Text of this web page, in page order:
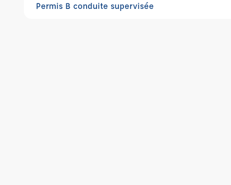
Permis B conduite supervisée